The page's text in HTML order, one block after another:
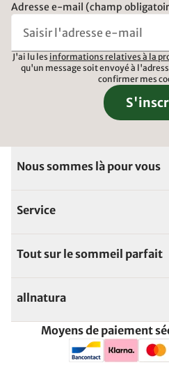
Adresse e-mail (champ
J'ai lu les informations relatives à la
qu'un message soit envoyé à
confirmer mes
Nous sommes là pour vous
Service
Tout sur le sommeil parfait
allnatura
Moyens de paiement